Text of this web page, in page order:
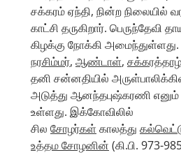
சக்கரம் ஏந்தி, நின்ற நிலையில்
காட்சி தருகிறார். பெருந்தேவி
கிழக்கு நோக்கி அமைந்துள்ளது.
நரசிம்மர், ஆண்டாள்,
தனி சன்னதியில்
அடுத்து ஆனந்தபுஷ்கரணி
உள்ளது. இக்கோவிலில்
சில சோழர்கள் காலத்து
உத்தம சோழனின் (கி.பி. 973-